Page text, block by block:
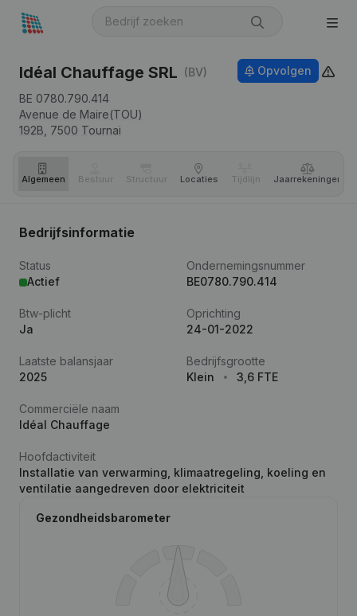
Idéal Chauffage SRL (BV)
BE 0780.790.414
Avenue de Maire(TOU)
192B, 7500 Tournai
Opvolgen
Algemeen Bestuur Structuur Locaties Tijdlijn Jaar­rekeningen
Bedrijfsinformatie
Status
Actief
Ondernemingsnummer
BE0780.790.414
Btw-plicht
Ja
Oprichting
24-01-2022
Laatste balansjaar
2025
Bedrijfsgrootte
Klein
3,6 FTE
Commerciële naam
Idéal Chauffage
Hoofdactiviteit
Installatie van verwarming, klimaatregeling, koeling en
ventilatie aangedreven door elektriciteit
Gezondheidsbarometer